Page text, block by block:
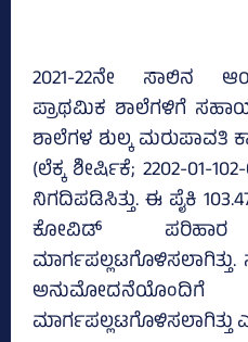
2021-22ನೇ ಸಾಲಿನ
ಪ್ರಾಥಮಿಕ ಶಾಲೆಗಳಿಗೆ
ಶಾಲೆಗಳ ಶುಲ್ಕ ಮರುಪಾವತಿ
(ಲೆಕ್ಕ ಶೀರ್ಷಿಕೆ; 2202-01-
ನಿಗದಿಪಡಿಸಿತ್ತು. ಈ ಪೈಕಿ
ಕೋವಿಡ್‌
ಮಾರ್ಗಪಲ್ಲಟಗೊಳಿಸಲಾಗಿತ್ತು